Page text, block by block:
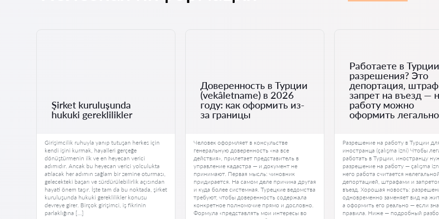
Şirket kuruluşunda
hukuki gereklilikler
Girişimcilik ruhuyla yanıp tutuşan herkes için
kendi işini kurmak, hayalleri gerçeğe
dönüştürmenin ilk ve en heyecan verici
adımıdır. Ancak bu heyecan verici yolculukta
atılacak her adımın sağlam bir zemine oturması,
gelecekteki başarı ve sürdürülebilirlik açısından
hayati önem taşır. İşte tam da bu noktada, şirket
kuruluşunda hukuki gereklilikler konusu
devreye girer. Birçok girişimci, iş fikrinin
parlaklığına […]
Доверенность в Турции
(vekâletname) в 2026
году: как оформить из-
за границы
Человек оформляет в консульстве
генеральную доверенность «на все
действия», прилетает представитель в
управление кадастра — и документ не
принимают. Первая мысль: чиновник
придирается. На самом деле причина другая
и куда более системная. Турецкие ведомства
требуют, чтобы доверенность содержала
конкретное полномочие прямо и дословно.
Формула «представлять мои интересы во
Работаете в
разрешения? Это
депортация,
запрет на въезд —
работу можно
оформить легально
Разрешение на работу в Турции
иностранца (çalışma izni) Чтобы
работать в Турции, иностранцу
разрешение на работу — çalışma
него работа считается
депортацией, штрафами и
въезд. Хорошая новость:
одновременно заменяет вид на
а оформить его реально — если
правила. Ниже — подробный